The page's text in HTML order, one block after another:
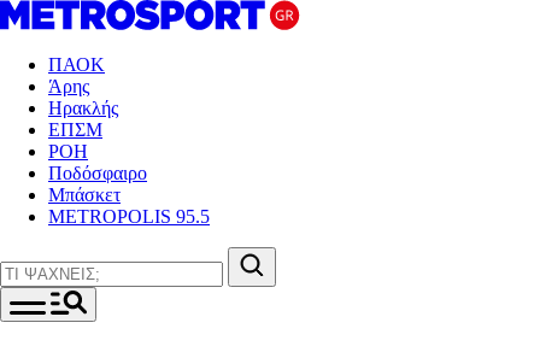
ΠΑΟΚ
Άρης
Ηρακλής
ΕΠΣΜ
ΡΟΗ
Ποδόσφαιρο
Μπάσκετ
METROPOLIS 95.5